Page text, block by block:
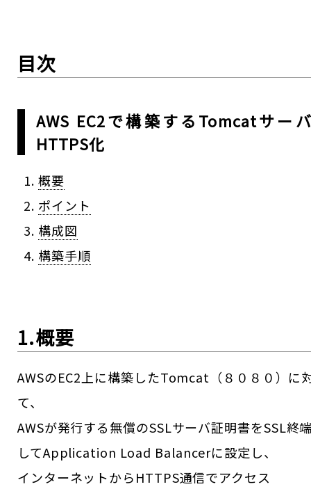
目次
AWS EC2で構築するTomcatサー
HTTPS化
概要
ポイント
構成図
構築手順
1.概要
AWSのEC2上に構築したTomcat（８０８０）に
て、
AWSが発行する無償のSSLサーバ証明書をSSL終
してApplication Load Balancerに設定し、
インターネットからHTTPS通信でアクセス